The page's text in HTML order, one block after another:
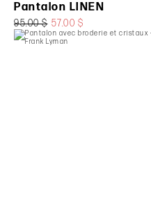
Pantalon LINEN
95.00 $ 57.00 $